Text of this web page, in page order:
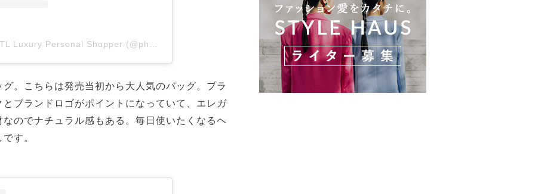
A post shared by INTL Luxury Personal Shopper (@ph_luxuryshopper)
。こちらは発売当初から大人気のバッグ。プラ
ブランドロゴがポイントになっていて、エレガ
のでナチュラル感もある。毎日使いたくなるヘ
す。